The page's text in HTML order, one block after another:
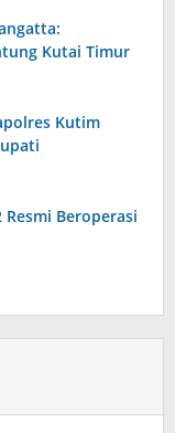
Kutai Timur
Kutim
Resmi Beroperasi